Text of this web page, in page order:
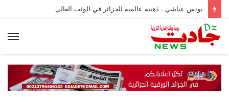
يونس عياشي.. ذهبية عالمية للجزائر في الوثب العالي